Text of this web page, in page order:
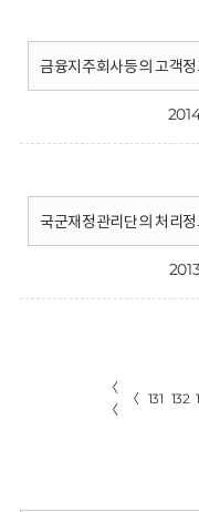
금융지주회사등의 고객
국군재정관리단의 처리
〈
〈
〈 131 132